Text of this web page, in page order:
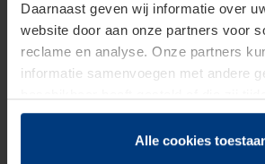
Daarnaast geven wij informatie over
website door aan onze partners voor
reclame en analyse. Onze partners
informatie samenvoegen met andere
hun diensten hebben verzameld.
Juridisch hebben wij het recht om
Alle cookies